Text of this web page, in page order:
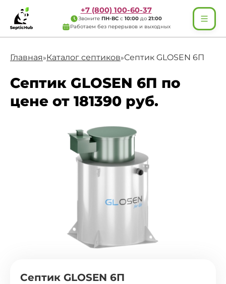
+7 (800) 100-60-37
Звоните ПН-ВС с 10:00 до 21:00
Работаем без перерывов и выходных
Главная»Каталог септиков»Септик GLOSEN 6П
Септик GLOSEN 6П по
цене от 181390 руб.
Септик GLOSEN 6П